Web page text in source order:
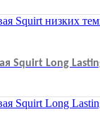
Squirt Long